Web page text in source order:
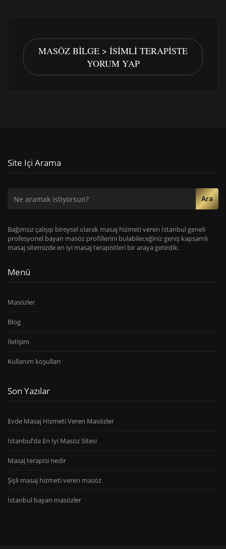
MASÖZ BILGE > İSIMLI TERAPISTE
YORUM YAP
Site Içi Arama
Ara
Bağımsız çalışıp bireysel olarak masaj hizmeti veren İstanbul geneli
profesyonel bayan masöz profillerini bulabileceğiniz geniş kapsamlı
masaj sitemizde en iyi masaj terapistleri bir araya getirdik.
Menü
Masözler
Blog
İletişim
Kullanım koşulları
Son Yazılar
Evde Masaj Hizmeti Veren Masözler
İstanbul’da En İyi Masöz Sitesi
Masaj terapisi nedir
Şişli masaj hizmeti veren masöz
İstanbul bayan masözler